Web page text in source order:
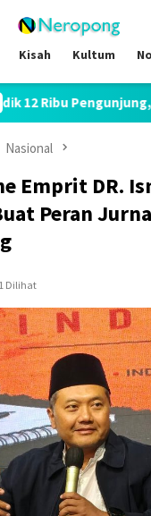
Kisah Kultum
Hadirkan Bazar
Nasional
Emprit DR.
Peran
Dilihat